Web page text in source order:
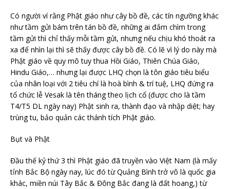
Có người ví rằng Phật giáo như cây bồ đề, các tín ngưỡng khác
như tầm gửi bám trên tán bồ đề, những ai đắm chìm trong
tầm gửi thì chỉ thấy mỗi tầm gửi, nhưng nếu chịu khó thoát ra
xa để nhìn lại thì sẽ thấy được cây bồ đề. Có lẽ vì lý do này mà
Phật giáo về quy mô tuy thua Hồi Giáo, Thiên Chúa Giáo,
Hindu Giáo,… nhưng lại được LHQ chọn là tôn giáo tiêu biểu
của nhân loại với 2 tiêu chí là hoà bình & trí tuệ, LHQ đứng ra
tổ chức lễ Vesak là tên tháng theo lịch cổ (được cho là tầm
T4/T5 DL ngày nay) Phật sinh ra, thành đạo và nhập diệt; hay
trùng tu, bảo quản các thánh tích Phật giáo.
Bụt và Phật
Đầu thế kỷ thứ 3 thì Phật giáo đã truyền vào Việt Nam (là mấy
tỉnh Bắc Bộ ngày nay, lúc đó từ Quảng Bình trở vô là quốc gia
khác, miền núi Tây Bắc & Đông Bắc đang là đất hoang,) từ